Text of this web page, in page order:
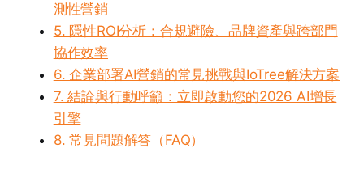
測性營銷
5. 隱性ROI分析：合規避險、品牌資產與跨部門
協作效率
6. 企業部署AI營銷的常見挑戰與IoTree解決方案
7. 結論與行動呼籲：立即啟動您的2026 AI增長
引擎
8. 常見問題解答（FAQ）